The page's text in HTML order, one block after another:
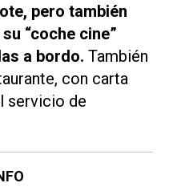
pero también
“coche cine”
a bordo. También
con carta
servicio de